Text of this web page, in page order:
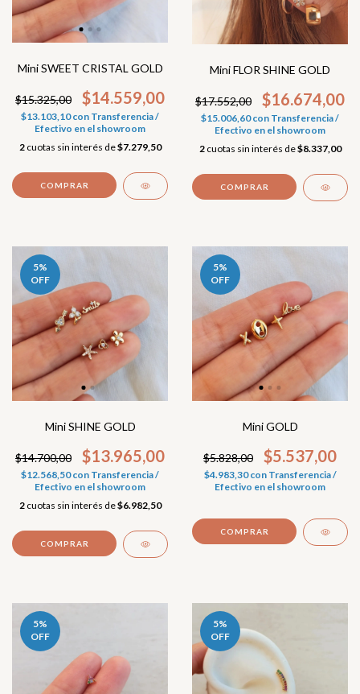
Mini SWEET CRISTAL GOLD
$15.325,00 $14.559,00
$13.103,10con Transferencia /
Efectivo en el showroom
2 cuotas sin interés de$7.279,50
COMPRAR
Mini FLOR SHINE GOLD
$17.552,00 $16.674,00
$15.006,60con Transferencia /
Efectivo en el showroom
2 cuotas sin interés de$8.337,00
5%
OFF
Mini SHINE GOLD
$14.700,00 $13.965,00
$12.568,50con Transferencia /
Efectivo en el showroom
2 cuotas sin interés de$6.982,50
COMPRAR
5%
OFF
Mini GOLD
$5.828,00 $5.537,00
$4.983,30con Transferencia /
Efectivo en el showroom
COMPRAR
5%
OFF
5%
OFF